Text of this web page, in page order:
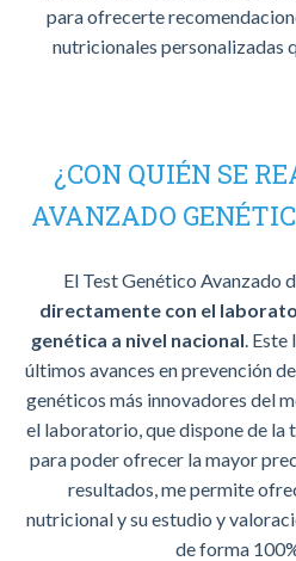
para ofrecerte
nutricionales personalizadas
¿CON QUIÉN SE
AVANZADO
El Test Genético Avanzado
directamente con el
genética a nivel nacional .
últimos avances en prevención
genéticos más innovadores del
el laboratorio, que dispone de la
para poder ofrecer la mayor
resultados, me permite
nutricional y su estudio y
de forma